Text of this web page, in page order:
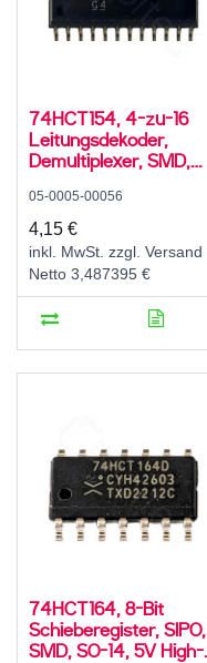
74HCT154, 4-zu-16
Leitungsdekoder,
Demultiplexer, SMD,
Speed CMOS, -55..125
°C
05-0005-00056
4,15 €
inkl. MwSt. zzgl. Versand
Netto 3,487395 €
74HCT164, 8-Bit
Schieberegister, SIPO,
SMD, SO-14, 5V High-